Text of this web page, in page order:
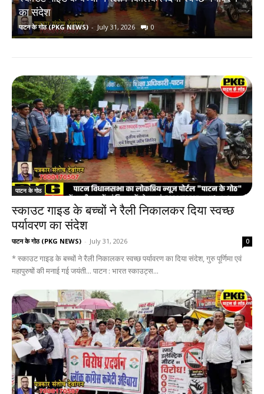
का संदेश
पाटन के गोठ (PKG NEWS) - July 31, 2026 0
पाटन के गोठ
स्काउट गाइड के बच्चों ने रैली निकालकर दिया स्वच्छ
पर्यावरण का संदेश
पाटन के गोठ (PKG NEWS) - July 31, 2026 0
* स्काउट गाइड के बच्चों ने रैली निकालकर स्वच्छ पर्यावरण का दिया संदेश, गुरु पूर्णिमा एवं
महापुरुषों की मनाई गई जयंती... पाटन : भारत स्काउट्स...